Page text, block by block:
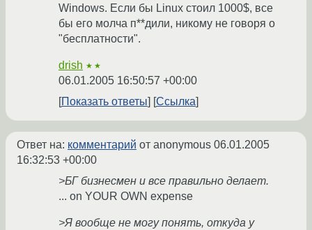
Windows. Если бы Linux стоил 1000$, все
бы его молча п**дили, никому не говоря о
"бесплатности".
drish ★★
06.01.2005 16:50:57 +00:00
Показать ответы
Ссылка
Ответ на: комментарий от anonymous 06.01.2005
16:32:53 +00:00
>БГ бизнесмен и все правильно делает.
... on YOUR OWN expense
>Я вообще не могу понять, откуда у